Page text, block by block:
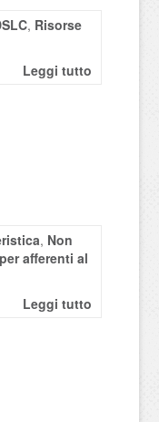
, Risorse
Leggi tutto
, Non
afferenti al
Leggi tutto